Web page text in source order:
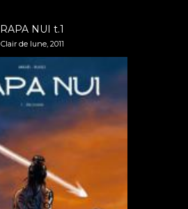
RAPA NUI t.1
Clair de lune, 2011